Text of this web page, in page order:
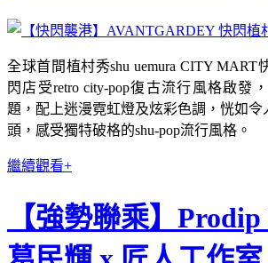
全球首間植村秀shu uemura CITY MART
閃店受retro city-pop復古流行風格啟發
題，配上迷漫霓虹燈及炫彩色調，恍如令
頭，感受獨特破格的shu-pop流行風格。
繼續觀看+
【強勢聯乘】